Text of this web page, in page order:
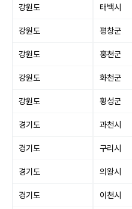
강원도 태백시
강원도 평창군
강원도 홍천군
강원도 화천군
강원도 횡성군
경기도 과천시
경기도 구리시
경기도 의왕시
경기도 이천시